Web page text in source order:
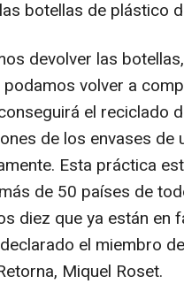
botellas de plástico
devolver las
volver a
el reciclado
de los envases
Esta práctica
de 50 países de
diez que ya están en
el miembro
Miquel Roset.